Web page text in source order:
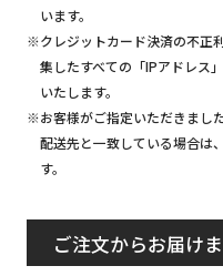
います。
※クレジットカード決済の不正
集したすべての「IPアドレス
いたします。
※お客様がご指定いただきまし
配送先と一致している場合は
す。
ご注文からお届け